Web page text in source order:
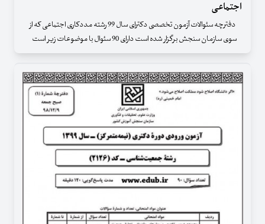
اجتماعی
دفترچه سئوالات آزمون تخصصی دکترای سال 99 رشته مددکاری اجتماعی که از
سوی سازمان سنجش برگزار شده است دارای 90 سئوال با موضوعات زیر است